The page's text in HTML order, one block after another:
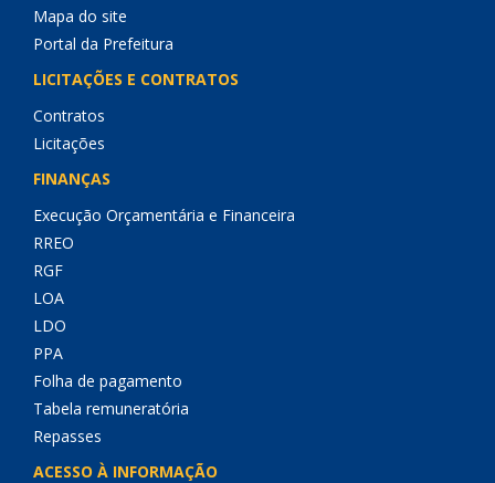
Mapa do site
Portal da Prefeitura
LICITAÇÕES E CONTRATOS
Contratos
Licitações
FINANÇAS
Execução Orçamentária e Financeira
RREO
RGF
LOA
LDO
PPA
Folha de pagamento
Tabela remuneratória
Repasses
ACESSO À INFORMAÇÃO